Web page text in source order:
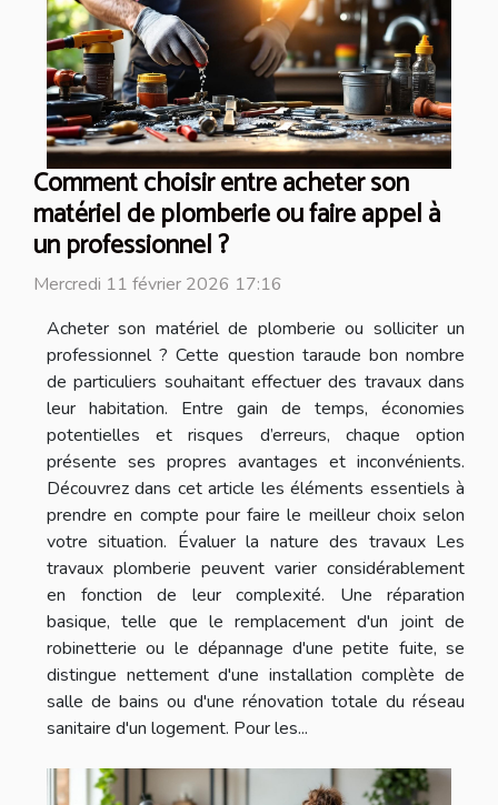
Comment choisir entre acheter son
matériel de plomberie ou faire appel à
un professionnel ?
Mercredi 11 février 2026 17:16
Acheter son matériel de plomberie ou solliciter un
professionnel ? Cette question taraude bon nombre
de particuliers souhaitant effectuer des travaux dans
leur habitation. Entre gain de temps, économies
potentielles et risques d’erreurs, chaque option
présente ses propres avantages et inconvénients.
Découvrez dans cet article les éléments essentiels à
prendre en compte pour faire le meilleur choix selon
votre situation. Évaluer la nature des travaux Les
travaux plomberie peuvent varier considérablement
en fonction de leur complexité. Une réparation
basique, telle que le remplacement d'un joint de
robinetterie ou le dépannage d'une petite fuite, se
distingue nettement d'une installation complète de
salle de bains ou d'une rénovation totale du réseau
sanitaire d'un logement. Pour les...